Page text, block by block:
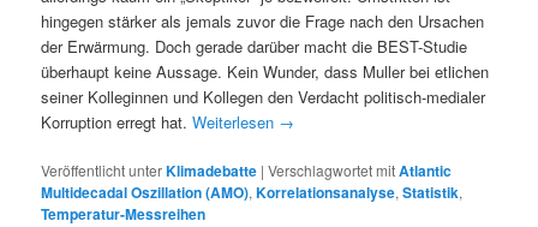
hingegen stärker als jemals zuvor die Frage nach den Ursachen
der Erwärmung. Doch gerade darüber macht die BEST-Studie
überhaupt keine Aussage. Kein Wunder, dass Muller bei etlichen
seiner Kolleginnen und Kollegen den Verdacht politisch-medialer
Korruption erregt hat.Weiterlesen →
Veröffentlicht unterKlimadebatte |Verschlagwortet mitAtlantic
Multidecadal Oszillation (AMO),Korrelationsanalyse,Statistik,
Temperatur-Messreihen